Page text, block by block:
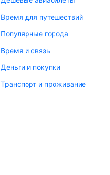
Время для путешествий
Популярные города
Время и связь
Деньги и покупки
Транспорт и проживание